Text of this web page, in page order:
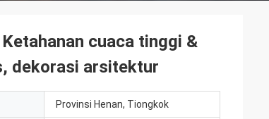
cuaca tinggi &
dekorasi arsitektur
Provinsi Henan, Tiongkok